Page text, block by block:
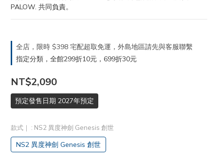
PALOW. 共同負責。
全店，限時 $398 宅配超取免運，外島地區請先與客服聯繫
指定分類，全館299折10元，699折30元
NT$2,090
預定發售日期 2027年預定
款式｜ : NS2 異度神劍 Genesis 創世
NS2 異度神劍 Genesis 創世